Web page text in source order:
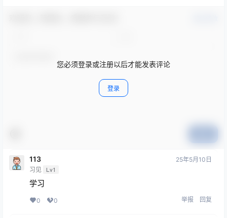
您必须登录或注册以后才能发表评论
登录
113
习见 Lv1
25年5月10日
学习
0 0 举报 回复